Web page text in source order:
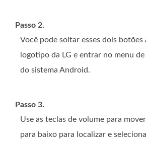
Passo 2.
Você pode soltar esses dois botões
logotipo da LG e entrar no menu
do sistema Android.
Passo 3.
Use as teclas de volume para
para baixo para localizar e